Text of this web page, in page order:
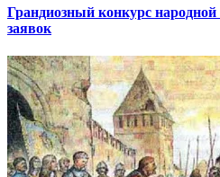
Грандиозный конкурс
заявок